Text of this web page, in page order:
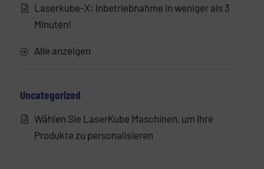
Laserkube-X: Inbetriebnahme in weniger als 3
Minuten!
Alle anzeigen
Uncategorized
Wählen Sie LaserKube Maschinen, um Ihre
Produkte zu personalisieren